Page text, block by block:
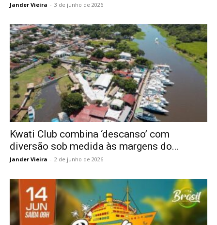
Jander Vieira - 3 de junho de 2026
Kwati Club combina ‘descanso’ com
diversão sob medida às margens do...
Jander Vieira - 2 de junho de 2026